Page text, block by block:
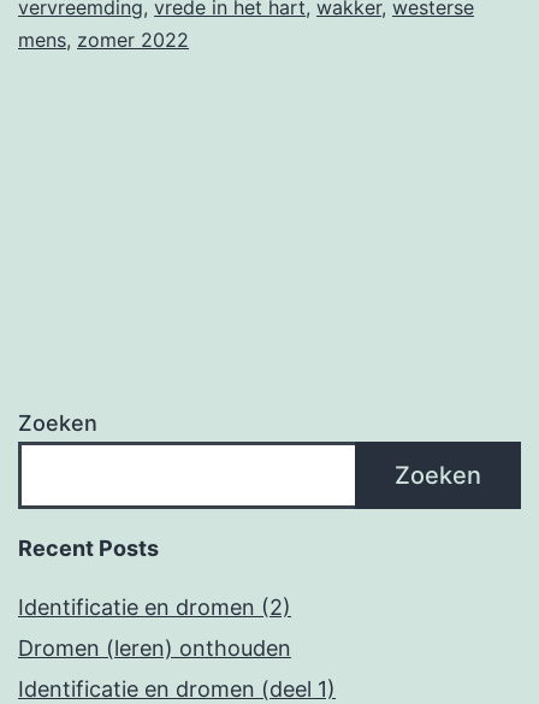
vervreemding, vrede in het hart, wakker, westerse
mens, zomer 2022
Zoeken
Zoeken
Recent Posts
Identificatie en dromen (2)
Dromen (leren) onthouden
Identificatie en dromen (deel 1)